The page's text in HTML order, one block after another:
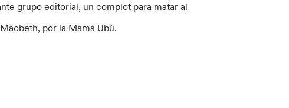
grupo editorial, un complot para matar al
por la Mamá Ubú.